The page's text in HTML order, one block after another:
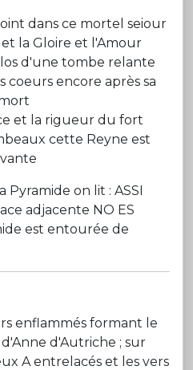
dans ce mortel seiour
la Gloire et l'Amour
d'une tombe relante
coeurs encore après sa
et la rigueur du fort
cette Reyne est
Pyramide on lit : ASSI
adjacente NO ES
est entourée de
enflammés formant le
d'Autriche ; sur
A entrelacés et les vers